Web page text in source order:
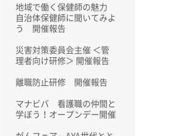
地域で働く保健師の魅力
自治体保健師に聞いてみよ
う 開催報告
災害対策委員会主催 ＜管
理者向け研修＞ 開催報告
離職防止研修 開催報告
マナビバ 看護職の仲間と
学ぼう！オープンデー開催